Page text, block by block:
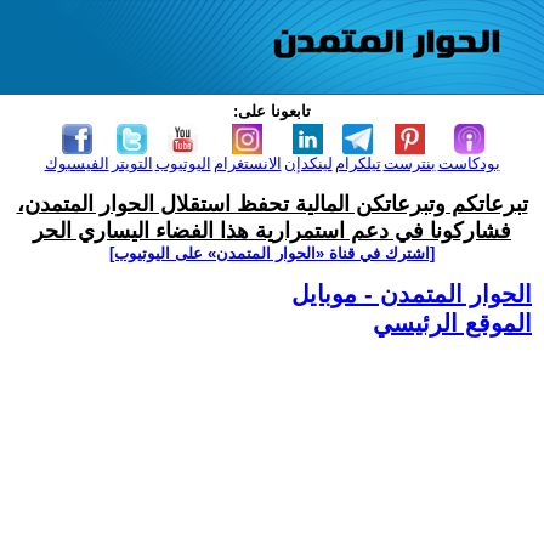
تابعونا على:
الفيسبوك التويتر اليوتيوب الانستغرام لينكدإن تيلكرامبنترست بودكاست
تبرعاتكم وتبرعاتكن المالية تحفظ استقلال الحوار المتمدن،
فشاركونا في دعم استمرارية هذا الفضاء اليساري الحر
[اشترك في قناة ‫«الحوار المتمدن» على اليوتيوب]
الحوار المتمدن - موبايل
الموقع الرئيسي